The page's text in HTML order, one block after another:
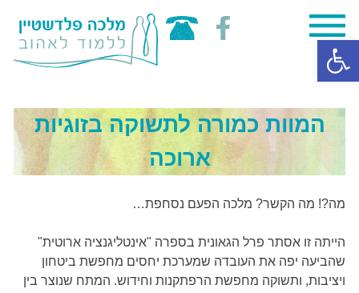
Skip
to
content
המוות כמורה לתשוקה בזוגיות
ארוכה
מה?! מה הקשר? מלכה הפעם נסחפת…
הייתה זו אסתר פרל הגאונית בספרה "אינטליגנציה ארוטית"
שהביעה יפה את העובדה שמערכת יחסים מחפשת ביטחון
ויציבות, ותשוקה מחפשת הרפתקנות וחידוש. המתח שנוצר בין
פתח סרגל נגישות